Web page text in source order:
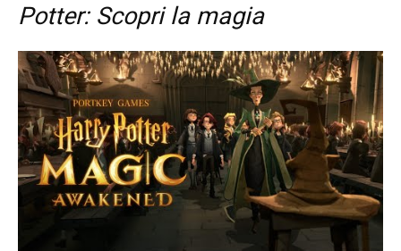
Potter: Scopri la magia